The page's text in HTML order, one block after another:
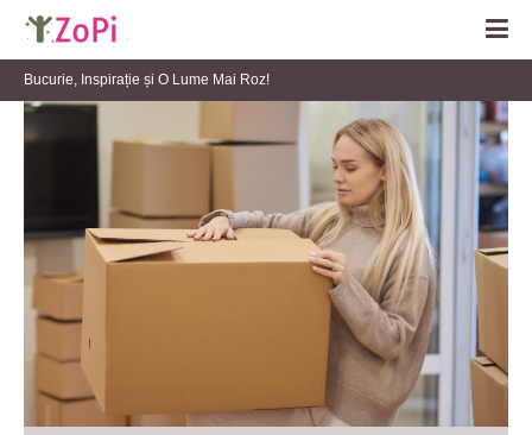
Bucurie, Inspirație și O Lume Mai Roz!